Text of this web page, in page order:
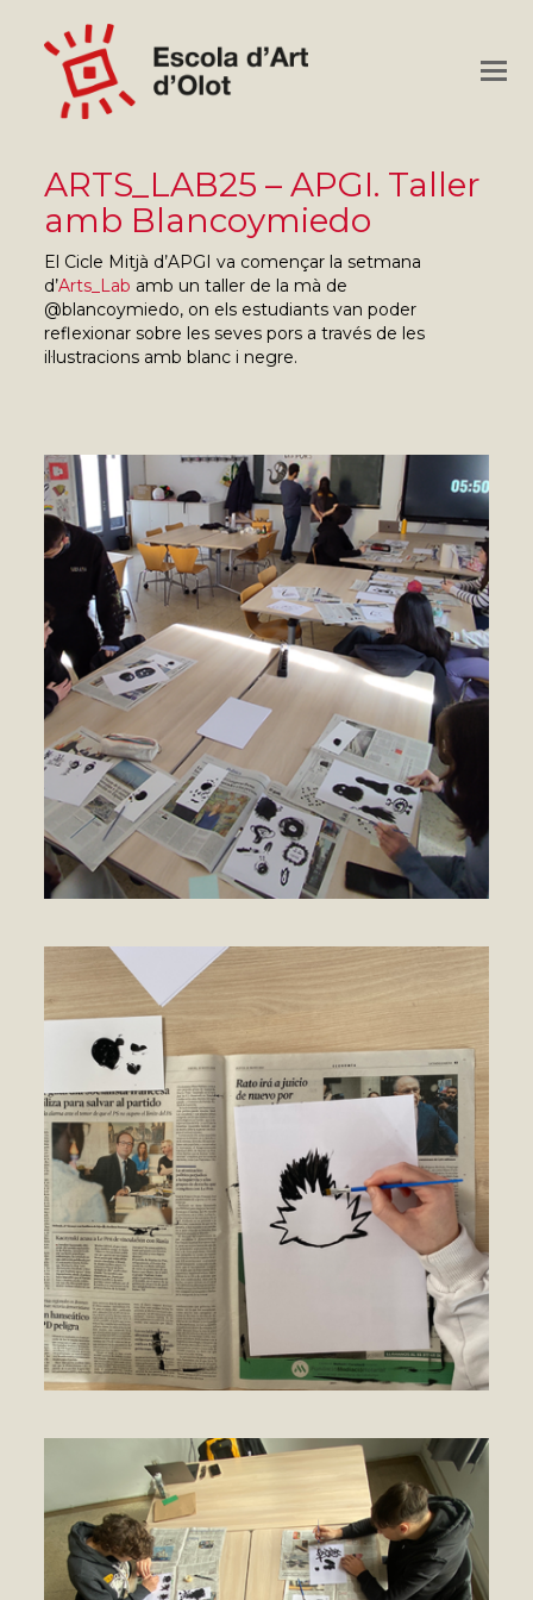
ARTS_LAB25 – APGI. Taller
amb Blancoymiedo
El Cicle Mitjà d’APGI va començar la setmana
d’Arts_Lab amb un taller de la mà de
@blancoymiedo, on els estudiants van poder
reflexionar sobre les seves pors a través de les
il·lustracions amb blanc i negre.